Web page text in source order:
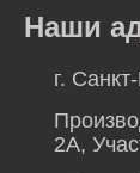
Наши
г.
2А,